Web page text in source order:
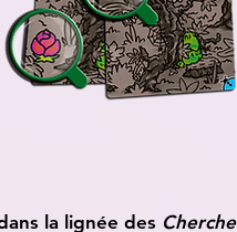
la lignée des Cherche